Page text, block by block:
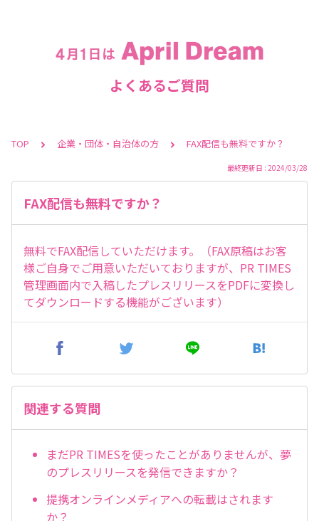
よくあるご質問
TOP 企業・団体・自治体の方 FAX配信も無料ですか？
最終更新日 : 2024/03/28
FAX配信も無料ですか？
無料でFAX配信していただけます。（FAX原稿はお客
様ご自身でご用意いただいておりますが、PR TIMES
管理画面内で入稿したプレスリリースをPDFに変換し
てダウンロードする機能がございます）
関連する質問
まだPR TIMESを使ったことがありませんが、夢
のプレスリリースを発信できますか？
提携オンラインメディアへの転載はされます
か？